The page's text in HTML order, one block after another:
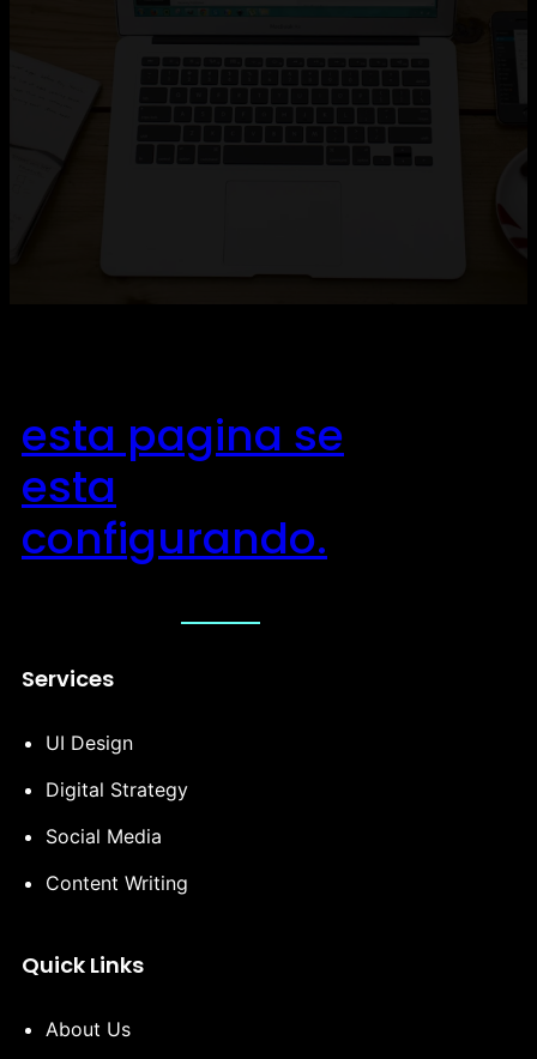
esta pagina se
esta
configurando.
Services
UI Design
Digital Strategy
Social Media
Content Writing
Quick Links
About Us